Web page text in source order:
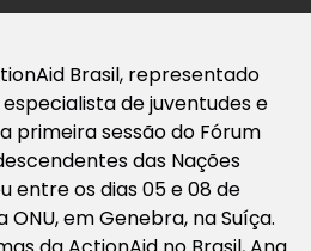
Brasil, representado
de juventudes e
primeira sessão do Fórum
das Nações
entre os dias 05 e 08 de
em Genebra, na Suíça.